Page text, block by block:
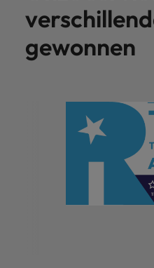
gewonnen